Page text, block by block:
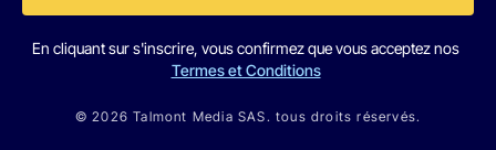
En cliquant sur s'inscrire, vous confirmez que vous acceptez nos
Termes et Conditions
© 2026 Talmont Media SAS. tous droits réservés.